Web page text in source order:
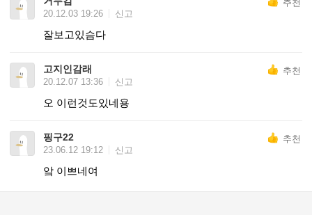
추천
20.12.03 19:26
신고
잘보고있슴다
고지인감래
추천
20.12.07 13:36
신고
오 이런것도있네용
핑구22
추천
23.06.12 19:12
신고
앜 이쁘네여